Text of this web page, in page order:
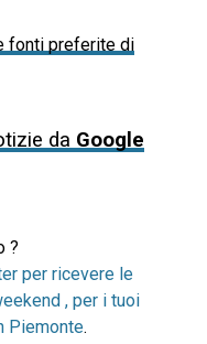
fonti preferite di
da Google
?
per ricevere le
, per i tuoi
Piemonte.